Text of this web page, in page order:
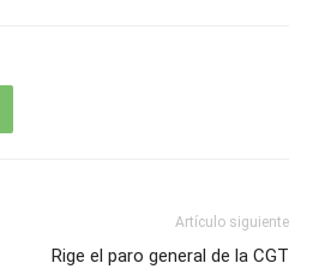
Artículo siguiente
Rige el paro general de la CGT